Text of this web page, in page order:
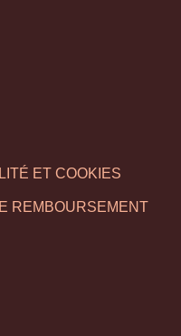
ET COOKIES
REMBOURSEMENT